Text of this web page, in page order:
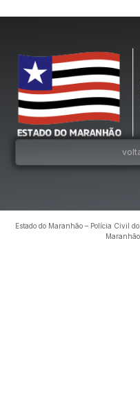
Estado do Maranhão – Polícia Civil